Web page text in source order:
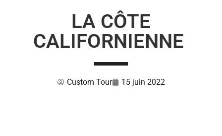
LA CÔTE
CALIFORNIENNE
Custom Tour 15 juin 2022